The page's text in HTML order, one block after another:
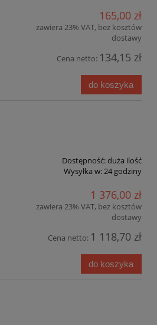
165,00 zł
zawiera 23% VAT, bez kosztów
dostawy
Cena netto: 134,15 zł
do koszyka
Dostępność:duża ilość
Wysyłka w:24 godziny
1 376,00 zł
zawiera 23% VAT, bez kosztów
dostawy
Cena netto: 1 118,70 zł
do koszyka